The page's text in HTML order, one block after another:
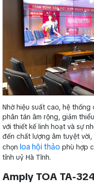
Nhờ hiệu suất cao, hệ
phân tán âm rộng, giảm
với thiết kế linh hoạt và sự
đến chất lượng âm tuyệt
chọn loa hội thảo phù hợp
tỉnh uỷ Hà Tĩnh.
Amply TOA TA-